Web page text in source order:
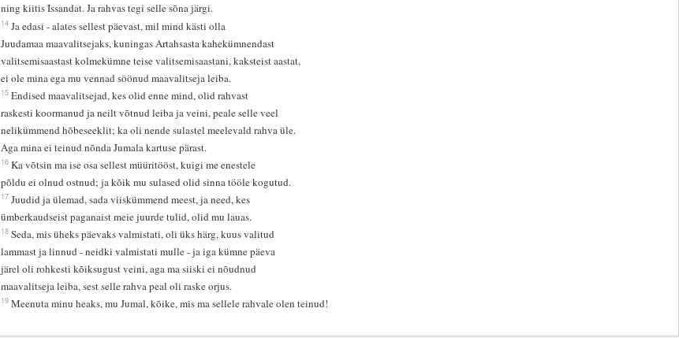
ning kiitis Issandat. Ja rahvas tegi selle sõna järgi.
14 Ja edasi - alates sellest päevast, mil mind kästi olla
Juudamaa maavalitsejaks, kuningas Artahsasta kahekümnendast
valitsemisaastast kolmekümne teise valitsemisaastani, kaksteist aastat,
ei ole mina ega mu vennad söönud maavalitseja leiba.
15 Endised maavalitsejad, kes olid enne mind, olid rahvast
raskesti koormanud ja neilt võtnud leiba ja veini, peale selle veel
nelikümmend hõbeseeklit; ka oli nende sulastel meelevald rahva üle.
Aga mina ei teinud nõnda Jumala kartuse pärast.
16 Ka võtsin ma ise osa sellest müüritööst, kuigi me enestele
põldu ei olnud ostnud; ja kõik mu sulased olid sinna tööle kogutud.
17 Juudid ja ülemad, sada viiskümmend meest, ja need, kes
ümberkaudseist paganaist meie juurde tulid, olid mu lauas.
18 Seda, mis üheks päevaks valmistati, oli üks härg, kuus valitud
lammast ja linnud - neidki valmistati mulle - ja iga kümne päeva
järel oli rohkesti kõiksugust veini, aga ma siiski ei nõudnud
maavalitseja leiba, sest selle rahva peal oli raske orjus.
19 Meenuta minu heaks, mu Jumal, kõike, mis ma sellele rahvale olen teinud!